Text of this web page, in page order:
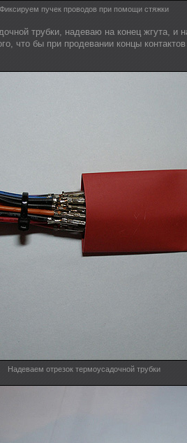
Фиксируем пучек проводов при помощи стяжки
трубки, надеваю на конец жгута, и
что бы при продевании концы
Надеваем отрезок термоусадочной трубки